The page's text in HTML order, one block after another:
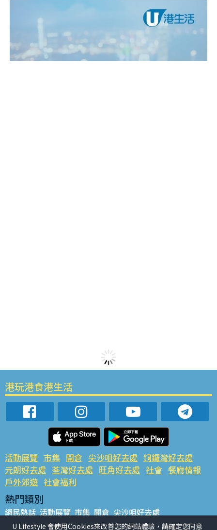
港玩港食港生活
活動展覽 市集 開倉 尖沙咀好去處 銅鑼灣好去處
元朗好去處 荃灣好去處 旺角好去處 社會 餐廳情報
戶外郊遊 社會福利
熱門類別
網民熱話 活動展覽 市集 開倉 尖沙咀好去處
銅鑼灣好去處 元朗好去處 荃灣好去處 旺角好去處 社會
U Lifestyle 會使用Cookies來改善您的網站體驗，請確定您同意